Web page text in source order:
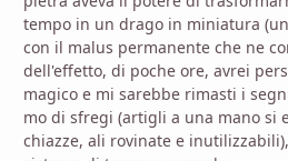
tempo in un drago in miniatura
con il malus permanente che ne
dell'effetto, di poche ore, avrei
magico e mi sarebbe rimasti i
mo di sfregi (artigli a una mano si
chiazze, ali rovinate e